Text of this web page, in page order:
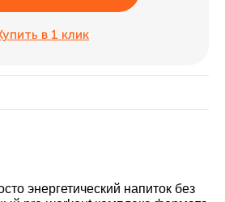
в 1 клик
энергетический напиток без